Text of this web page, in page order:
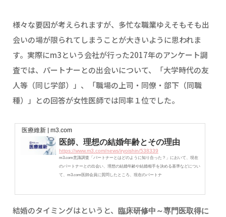
様々な要因が考えられますが、多忙な職業ゆえそもそも出
会いの場が限られてしまうことが大きいように思われま
す。実際にm3という会社が行った2017年のアンケート調
査では、パートナーとの出会いについて、「大学時代の友
人等（同じ学部）」、「職場の上司・同僚・部下（同職
種）」との回答が女性医師では同率１位でした。
医療維新 | m3.com
医師、理想の結婚年齢とその理由
https://www.m3.com/news/iryoishin/538339
m3.com意識調査「パートナーとはどのように知り合った？」において、現在
のパートナーとの出会い、理想の結婚年齢や結婚相手を決める基準などについ
て、m3.com医師会員に質問したところ、現在のパートナ
結婚のタイミングはというと、
臨床研修中～専門医取得に